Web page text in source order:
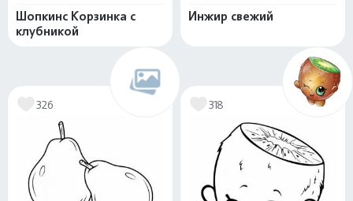
Шопкинс Корзинка с
клубникой
Инжир свежий
326 318